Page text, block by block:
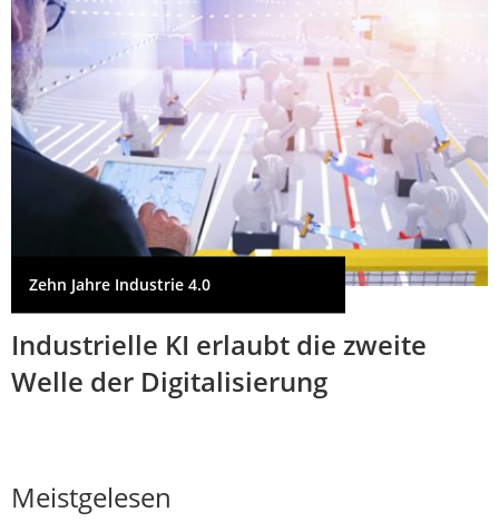
Zehn Jahre Industrie 4.0
Industrielle KI erlaubt die zweite
Welle der Digitalisierung
Meistgelesen